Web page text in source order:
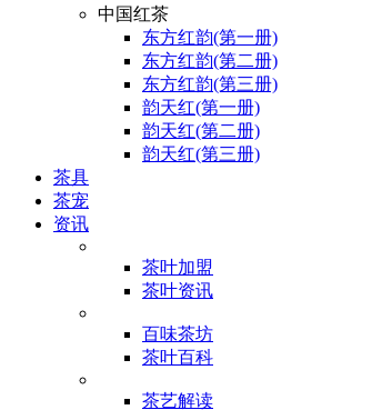
中国红茶
东方红韵(第一册)
东方红韵(第二册)
东方红韵(第三册)
韵天红(第一册)
韵天红(第二册)
韵天红(第三册)
茶具
茶宠
资讯
茶叶加盟
茶叶资讯
百味茶坊
茶叶百科
茶艺解读